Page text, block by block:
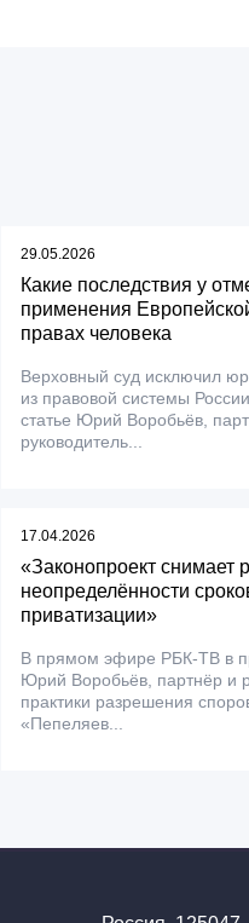
29.05.2026
Какие последствия у
применения
правах человека
Верховный суд исключил
из правовой системы
статье Юрий Воробьёв,
руководитель...
17.04.2026
«Законопроект снимает
неопределённости
приватизации»
В прямом эфире РБК-ТВ в
Юрий Воробьёв, партнёр и
практики разрешения
«Пепеляев...